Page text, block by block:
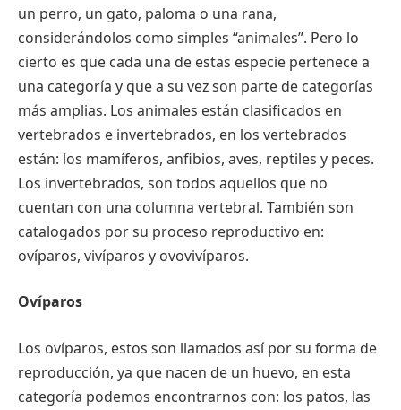
un perro, un gato, paloma o una rana,
considerándolos como simples “animales”. Pero lo
cierto es que cada una de estas especie pertenece a
una categoría y que a su vez son parte de categorías
más amplias. Los animales están clasificados en
vertebrados e invertebrados, en los vertebrados
están: los mamíferos, anfibios, aves, reptiles y peces.
Los invertebrados, son todos aquellos que no
cuentan con una columna vertebral. También son
catalogados por su proceso reproductivo en:
ovíparos, vivíparos y ovovivíparos.
Ovíparos
Los ovíparos, estos son llamados así por su forma de
reproducción, ya que nacen de un huevo, en esta
categoría podemos encontrarnos con: los patos, las